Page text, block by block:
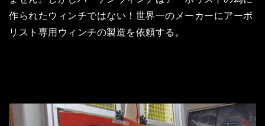
作られたウィンチではない！世界一のメーカーにアーボ
リスト専用ウィンチの製造を依頼する。